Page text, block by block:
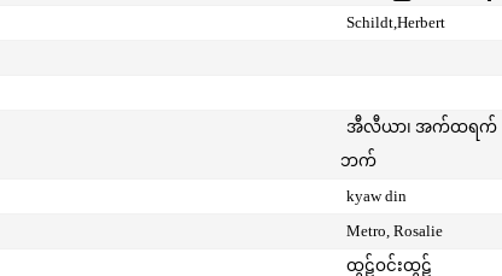
Schildt,Herbert
အီလီယာ၊ အက်ထရက်
ဘက်
kyaw din
Metro, Rosalie
ထွဋ်ဝင်းထွဋ်